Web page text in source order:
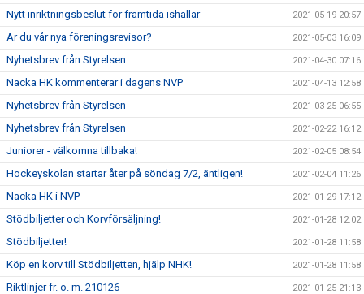
Nytt inriktningsbeslut för framtida ishallar 2021-05-19 20:57
Är du vår nya föreningsrevisor? 2021-05-03 16:09
Nyhetsbrev från Styrelsen 2021-04-30 07:16
Nacka HK kommenterar i dagens NVP 2021-04-13 12:58
Nyhetsbrev från Styrelsen 2021-03-25 06:55
Nyhetsbrev från Styrelsen 2021-02-22 16:12
Juniorer - välkomna tillbaka! 2021-02-05 08:54
Hockeyskolan startar åter på söndag 7/2, äntligen! 2021-02-04 11:26
Nacka HK i NVP 2021-01-29 17:12
Stödbiljetter och Korvförsäljning! 2021-01-28 12:02
Stödbiljetter! 2021-01-28 11:58
Köp en korv till Stödbiljetten, hjälp NHK! 2021-01-28 11:58
Riktlinjer fr. o. m. 210126 2021-01-25 21:13